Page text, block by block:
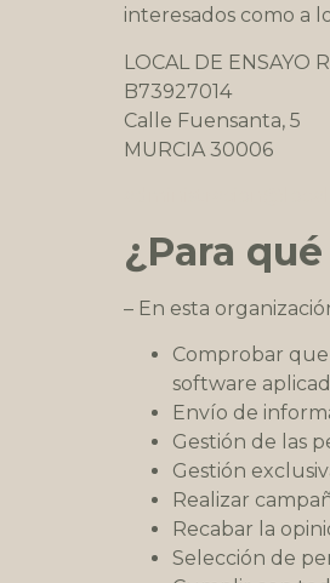
interesados como a
LOCAL DE ENSAYO
B73927014
Calle Fuensanta, 5
MURCIA 30006
¿Para
– En esta
Comprobar que
software
Envío de
Gestión de las
Gestión
Realizar
Recabar la
Selección de